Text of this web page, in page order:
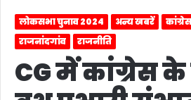
लोकसभा चुनाव 2024 अन्य खबरें कांग्रेस
राजनांदगांव
राजनीति
CG में कांग्रेस के